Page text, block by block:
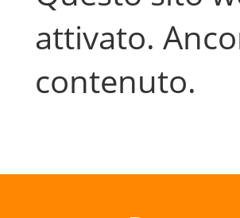
attivato.
contenuto.